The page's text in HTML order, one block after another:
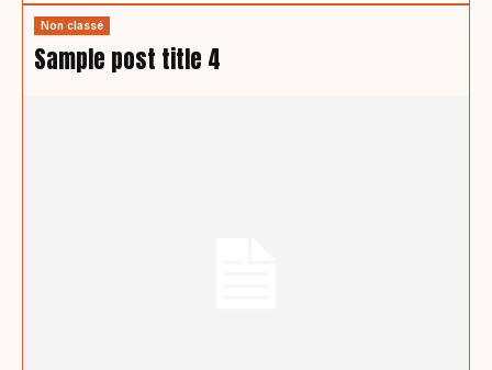
Non classé
Sample post title 4